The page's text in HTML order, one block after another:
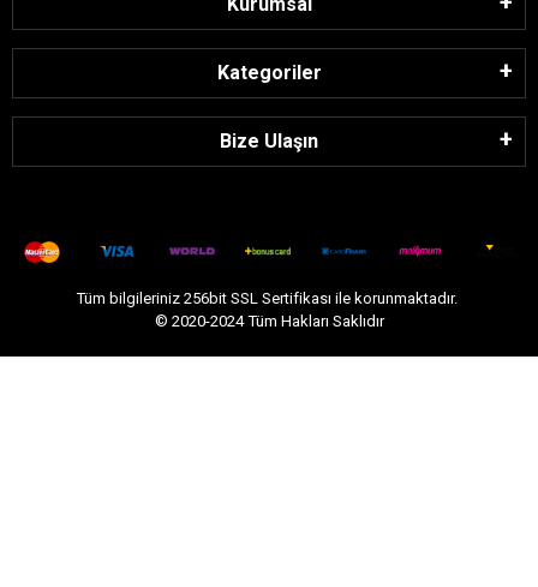
Kurumsal
Kategoriler
Bize Ulaşın
Tüm bilgileriniz 256bit SSL Sertifikası ile korunmaktadır.
© 2020-2024Tüm Hakları Saklıdır